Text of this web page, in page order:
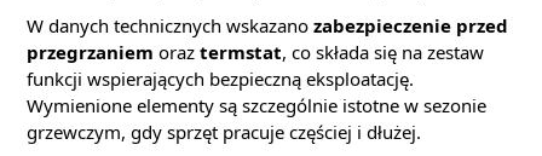
W danych technicznych wskazano zabezpieczenie przed
przegrzaniem oraz termstat, co składa się na zestaw
funkcji wspierających bezpieczną eksploatację.
Wymienione elementy są szczególnie istotne w sezonie
grzewczym, gdy sprzęt pracuje częściej i dłużej.